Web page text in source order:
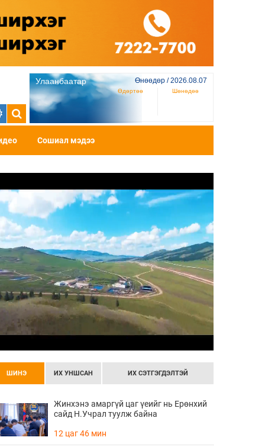
Улаанбаатар Өнөөдөр / 2026.08.07
Өдөртөө Шөнөдөө
Сошиал мэдээ
ШИНЭ ИХ УНШСАН ИХ СЭТГЭГДЭЛТЭЙ
Жинхэнэ амаргүй цаг үеийг нь Ерөнхий
сайд Н.Учрал туулж байна
12 цаг 46 мин